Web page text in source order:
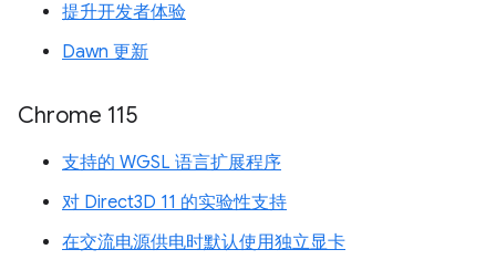
提升开发者体验
Dawn 更新
Chrome 115
支持的 WGSL 语言扩展程序
对 Direct3D 11 的实验性支持
在交流电源供电时默认使用独立显卡